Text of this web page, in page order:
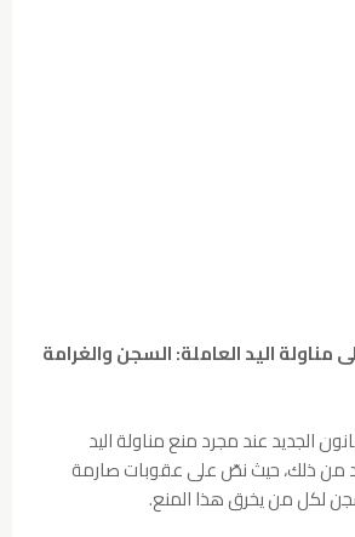
مناولة اليد العاملة: السجن والغرامة
الجديد عند مجرد منع مناولة اليد
من ذلك، حيث نصّ على عقوبات صارمة
لكل من يخرق هذا المنع.